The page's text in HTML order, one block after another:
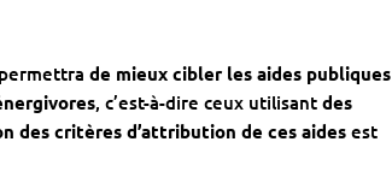
de mieux cibler les aides publiques
, c’est-à-dire ceux utilisant des
des critères d’attribution de ces aides est